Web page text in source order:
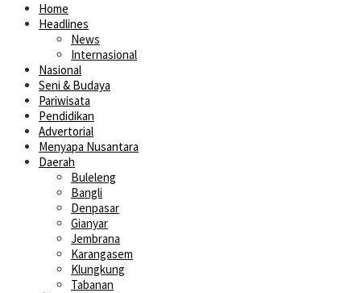
Home
Headlines
News
Internasional
Nasional
Seni & Budaya
Pariwisata
Pendidikan
Advertorial
Menyapa Nusantara
Daerah
Buleleng
Bangli
Denpasar
Gianyar
Jembrana
Karangasem
Klungkung
Tabanan